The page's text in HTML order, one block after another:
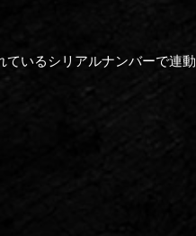
ているシリアルナンバーで連動